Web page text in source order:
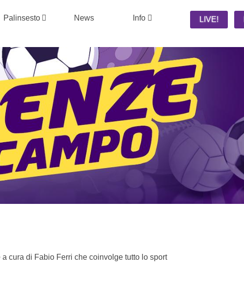
Palinsesto News Info LIVE!
cura di Fabio Ferri che coinvolge tutto lo sport